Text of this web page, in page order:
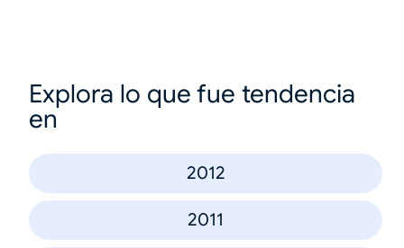
Explora lo que fue tendencia
en
2012
2011